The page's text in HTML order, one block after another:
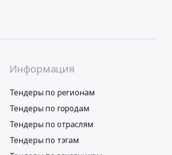
Информация
Тендеры по регионам
Тендеры по городам
Тендеры по отраслям
Тендеры по тэгам